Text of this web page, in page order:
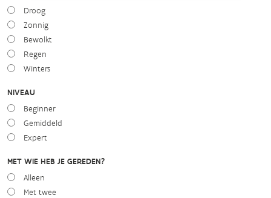
Droog
Zonnig
Bewolkt
Regen
Winters
NIVEAU
Beginner
Gemiddeld
Expert
MET WIE HEB JE GEREDEN?
Alleen
Met twee